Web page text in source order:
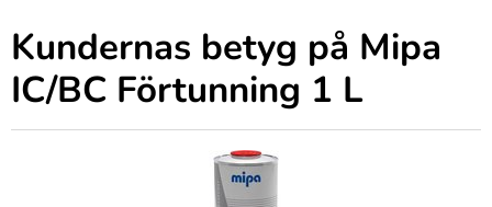
Kundernas betyg på Mipa
IC/BC Förtunning 1 L